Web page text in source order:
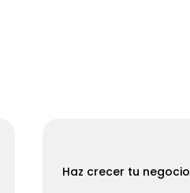
Haz crecer tu negocio